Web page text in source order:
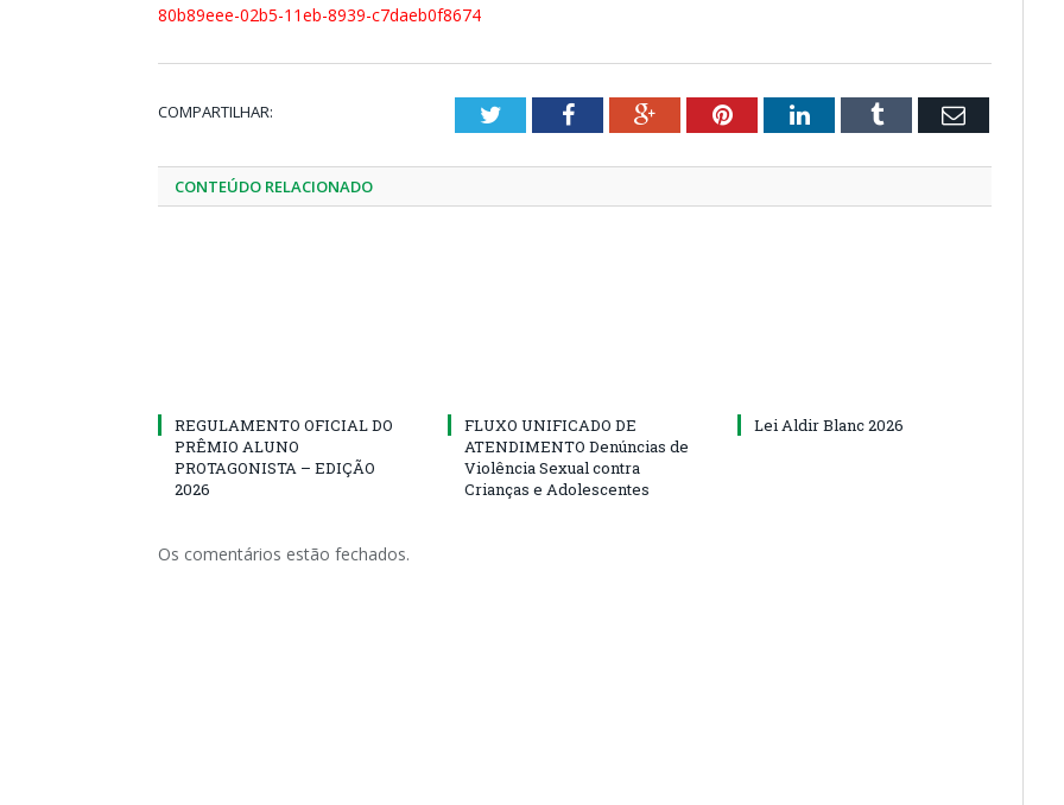
80b89eee-02b5-11eb-8939-c7daeb0f8674
COMPARTILHAR: TwitterFacebookGoogle+PinterestLinkedInTumblr Email
CONTEÚDO RELACIONADO
REGULAMENTO OFICIAL DO
PRÊMIO ALUNO
PROTAGONISTA – EDIÇÃO
2026
FLUXO UNIFICADO DE
ATENDIMENTO Denúncias de
Violência Sexual contra
Crianças e Adolescentes
Lei Aldir Blanc 2026
Os comentários estão fechados.